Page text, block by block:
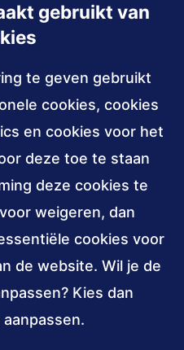
gebruikt van
te geven gebruikt
cookies, cookies
en cookies voor het
deze toe te staan
deze cookies te
weigeren, dan
cookies voor
de website. Wil je de
Kies dan